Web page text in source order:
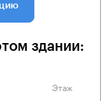
здании:
Этаж